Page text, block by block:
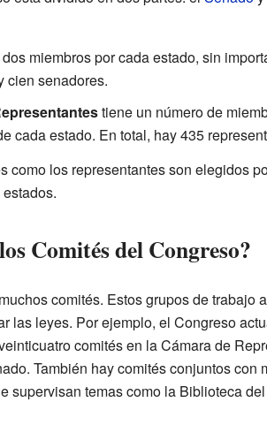
miembros por cada estado, sin
cien senadores.
tiene un número de
cada estado. En total, hay 435
como los representantes son elegidos
Comités del Congreso?
comités. Estos grupos de trabajo
las leyes. Por ejemplo, el Congreso
comités en la Cámara de
También hay comités conjuntos con
supervisan temas como la Biblioteca